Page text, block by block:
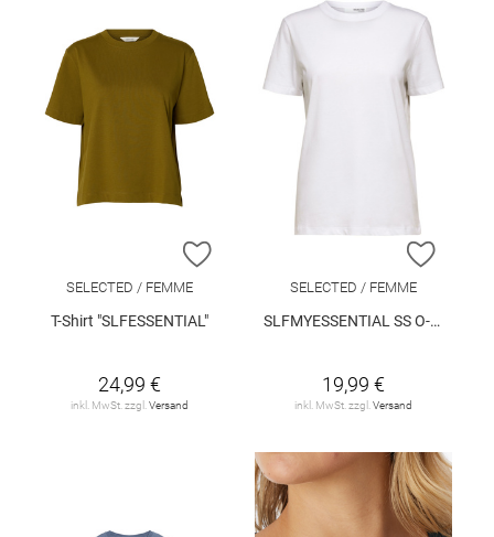
ZUR WUNSCHLISTE HINZUFÜGEN
SELECTED / FEMME
T-Shirt "SLFESSENTIAL"
24,99 €
inkl. MwSt. zzgl. Versand
ZUR
SELECTED / FEMME
SLFMYESSENTIAL SS O-NECK TEE NOOS
19,99 €
inkl. MwSt. zzgl. Versand